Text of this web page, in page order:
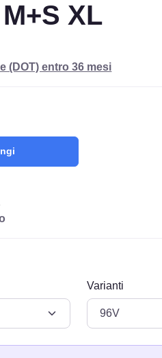
XL
(DOT) entro 36 mesi
Varianti